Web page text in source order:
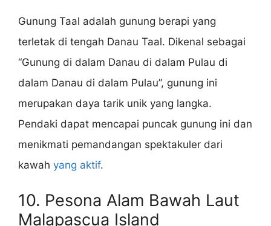
Gunung Taal adalah gunung berapi yang
terletak di tengah Danau Taal. Dikenal sebagai
“Gunung di dalam Danau di dalam Pulau di
dalam Danau di dalam Pulau”, gunung ini
merupakan daya tarik unik yang langka.
Pendaki dapat mencapai puncak gunung ini dan
menikmati pemandangan spektakuler dari
kawah yang aktif.
10. Pesona Alam Bawah Laut
Malapascua Island